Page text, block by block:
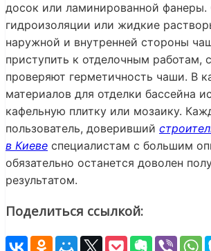
досок или ламинированной фанеры.
гидроизоляции или жидкие
наружной и внутренней стороны
приступить к отделочным работам,
проверяют герметичность чаши. В
материалов для отделки бассейна
кафельную плитку или мозаику.
пользователь, доверивший
в Киеве специалистам с большим
обязательно останется доволен
результатом.
Поделиться ссылкой: